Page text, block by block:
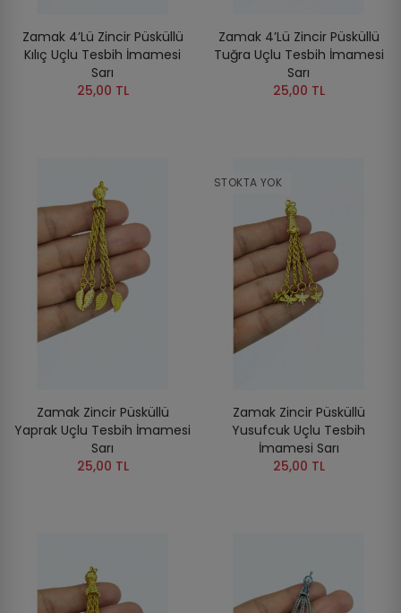
Zamak 4’lü Zincir Püsküllü
Kılıç Uçlu Tesbih İmamesi
Sarı
25,00 TL
Zamak 4’lü Zincir Püsküllü
Tuğra Uçlu Tesbih İmamesi
Sarı
25,00 TL
Zamak Zincir Püsküllü
Yaprak Uçlu Tesbih İmamesi
Sarı
25,00 TL
STOKTA YOK
Zamak Zincir Püsküllü
Yusufcuk Uçlu Tesbih
İmamesi Sarı
25,00 TL